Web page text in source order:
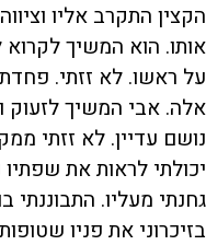
הקצין התקרב אליו
אותו. הוא המשיך
על ראשו. לא זזתי.
אלה. אבי המשיך לזעוק
נושם עדיין. לא זזתי
יכולתי לראות את
גחנתי מעליו.
בזיכרוני את פניו